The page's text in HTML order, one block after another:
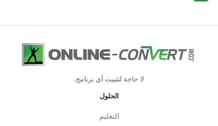
لا حاجة لتثبيت أي برنامج.
الحلول
التعليم